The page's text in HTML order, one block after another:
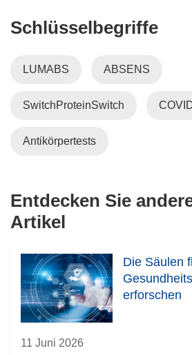
Schlüsselbegriffe
LUMABS ABSENS
SwitchProteinSwitch
Antikörpertests
Entdecken Sie
Artikel
Die Säulen
erforschen
11 Juni 2026